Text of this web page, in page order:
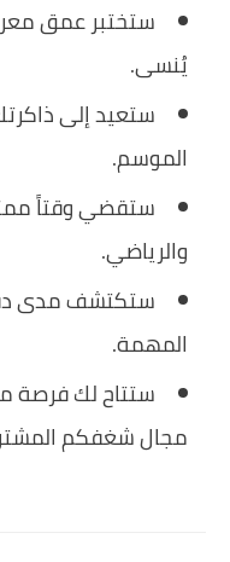
ستختبر عمق
يُنسى.
ستعيد إلى
الموسم.
ستقضي وقتاً
والرياضي.
ستكتشف مدى
المهمة.
ستتاح لك فرصة
مجال شغفكم